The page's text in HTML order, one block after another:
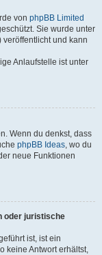
von phpBB Limited
Sie wurde unter
veröffentlicht und kann
Anlaufstelle ist unter
Wenn du denkst, dass
phpBB Ideas, wo du
neue Funktionen
oder juristische
ist, ist ein
keine Antwort erhältst,